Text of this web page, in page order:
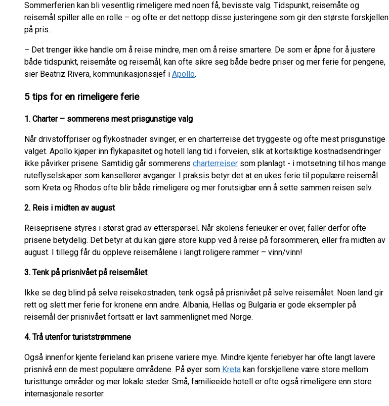
Sommerferien kan bli vesentlig rimeligere med noen få, bevisste valg. Tidspunkt, reisemåte og
reisemål spiller alle en rolle – og ofte er det nettopp disse justeringene som gir den største forskjellen
på pris.
– Det trenger ikke handle om å reise mindre, men om å reise smartere. De som er åpne for å justere
både tidspunkt, reisemåte og reisemål, kan ofte sikre seg både bedre priser og mer ferie for pengene,
sier Beatriz Rivera, kommunikasjonssjef i Apollo.
5 tips for en rimeligere ferie
1. Charter – sommerens mest prisgunstige valg
Når drivstoffpriser og flykostnader svinger, er en charterreise det tryggeste og ofte mest prisgunstige
valget. Apollo kjøper inn flykapasitet og hotell lang tid i forveien, slik at kortsiktige kostnadsendringer
ikke påvirker prisene. Samtidig går sommerens charterreiser som planlagt - i motsetning til hos mange
ruteflyselskaper som kansellerer avganger. I praksis betyr det at en ukes ferie til populære reisemål
som Kreta og Rhodos ofte blir både rimeligere og mer forutsigbar enn å sette sammen reisen selv.
2. Reis i midten av august
Reiseprisene styres i størst grad av etterspørsel. Når skolens ferieuker er over, faller derfor ofte
prisene betydelig. Det betyr at du kan gjøre store kupp ved å reise på forsommeren, eller fra midten av
august. I tillegg får du oppleve reisemålene i langt roligere rammer – vinn/vinn!
3. Tenk på prisnivået på reisemålet
Ikke se deg blind på selve reisekostnaden, tenk også på prisnivået på selve reisemålet. Noen land gir
rett og slett mer ferie for kronene enn andre. Albania, Hellas og Bulgaria er gode eksempler på
reisemål der prisnivået fortsatt er lavt sammenlignet med Norge.
4. Trå utenfor turiststrømmene
Også innenfor kjente ferieland kan prisene variere mye. Mindre kjente feriebyer har ofte langt lavere
prisnivå enn de mest populære områdene. På øyer som Kreta kan forskjellene være store mellom
turisttunge områder og mer lokale steder. Små, familieeide hotell er ofte også rimeligere enn store
internasjonale resorter.